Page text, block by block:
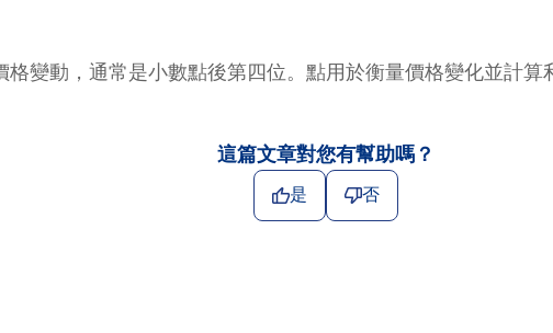
變動，通常是小數點後第四位。點用於衡量價格變化並計算
這篇文章對您有幫助嗎？
是 否